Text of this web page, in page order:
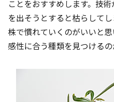
ことをおすすめします。技
を出そうとすると枯らして
株で慣れていくのがいいと
感性に合う種類を見つけるの